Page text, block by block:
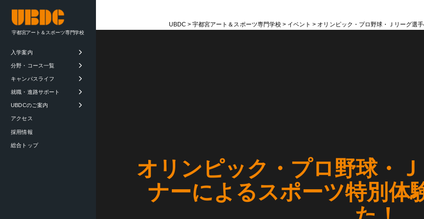
宇都宮アート＆スポーツ専門学校
入学案内
分野・コース一覧
キャンパスライフ
就職・進路サポート
UBDCのご案内
アクセス
採用情報
総合トップ
UBDC >宇都宮アート＆スポーツ専門学校> イベント > オリンピック・プロ野球・Ｊリーグ選
オリンピック・プロ野球・
ナーによるスポーツ特別体